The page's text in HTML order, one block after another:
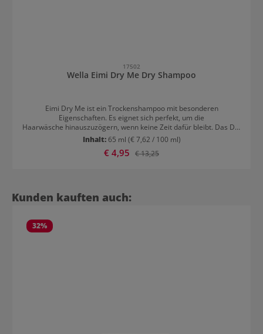
17502
Wella Eimi Dry Me Dry Shampoo
Eimi Dry Me ist ein Trockenshampoo mit besonderen
Eigenschaften. Es eignet sich perfekt, um die
Haarwäsche hinauszuzögern, wenn keine Zeit dafür bleibt. Das Dry
Shampo schenkt dem Haar ein frisches Aussehen und verleiht
Volumen und eine matte Textur. Das Trockenshampoo von Wella
mit Tapiokastärke befreit das Haar von überschüssigem Fett und
trockene Haar aufsprühen und durchkämmen.
Inhalt: 65 ml (€ 7,62 / 100 ml)
Verkaufspreis:
€ 4,95 Regulärer Preis:
€ 13,25
Produktgalerie überspringen
Kunden kauften auch:
32%